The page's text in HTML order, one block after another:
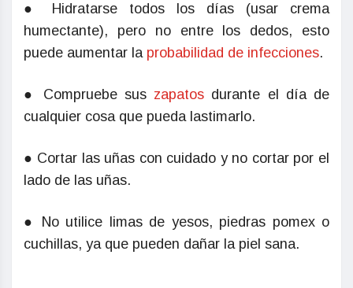
● Hidratarse todos los días (usar crema
humectante), pero no entre los dedos, esto
puede aumentar la probabilidad de infecciones.
● Compruebe sus zapatos durante el día de
cualquier cosa que pueda lastimarlo.
● Cortar las uñas con cuidado y no cortar por el
lado de las uñas.
● No utilice limas de yesos, piedras pomex o
cuchillas, ya que pueden dañar la piel sana.